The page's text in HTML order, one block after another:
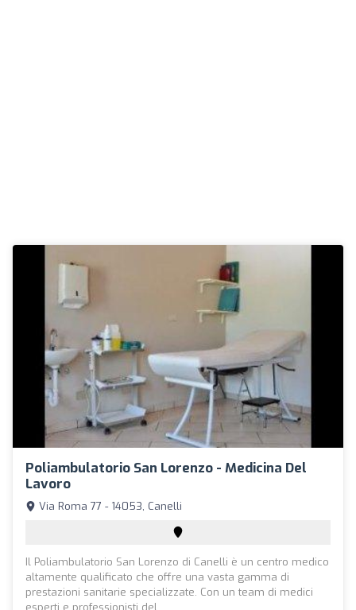
Poliambulatorio San Lorenzo - Medicina Del
Lavoro
Via Roma 77 - 14053, Canelli
Il Poliambulatorio San Lorenzo di Canelli è un centro medico
altamente qualificato che offre una vasta gamma di
prestazioni sanitarie specializzate. Con un team di medici